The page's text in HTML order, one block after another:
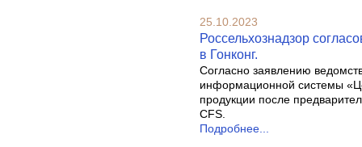
25.10.2023
Россельхознадзор
в Гонконг.
Согласно заявлению
информационной системы
продукции после
CFS.
Подробнее...